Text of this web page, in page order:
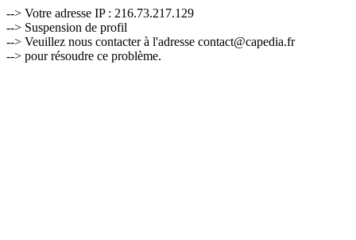
--> Votre adresse IP : 216.73.217.129
--> Suspension de profil
--> Veuillez nous contacter à l'adresse contact@capedia.fr
--> pour résoudre ce problème.